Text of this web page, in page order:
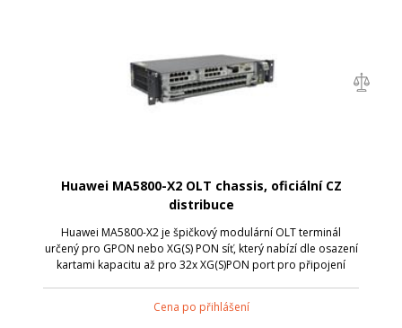
Huawei MA5800-X2 OLT chassis, oficiální CZ
distribuce
Huawei MA5800-X2 je špičkový modulární OLT terminál
určený pro GPON nebo XG(S) PON síť, který nabízí dle osazení
kartami kapacitu až pro 32x XG(S)PON port pro připojení
Cena po přihlášení